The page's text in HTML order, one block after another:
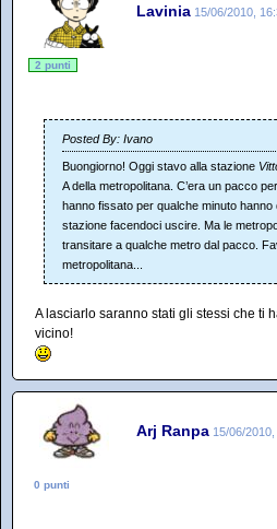
Lavinia 15/06/2010,
2 punti
Posted By: Ivano
Buongiorno! Oggi stavo alla stazione
A della metropolitana. C’era un pacco
hanno fissato per qualche minuto
stazione facendoci uscire. Ma le
transitare a qualche metro dal pacco.
metropolitana...
A lasciarlo saranno stati gli stessi che ti
vicino!
Arj Ranpa 15/06/
0 punti